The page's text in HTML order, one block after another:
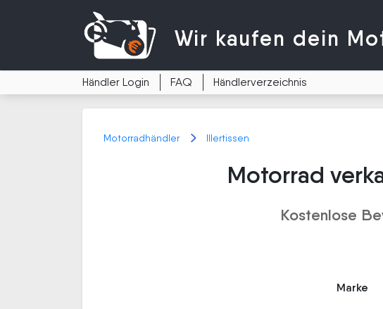
Wir kaufen dein
Händler Login FAQ Händlerverzeichnis
Motorradhändler Illertissen
Motorrad
Kostenlose
Marke